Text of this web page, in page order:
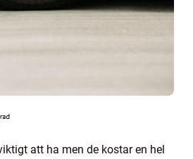
att ha men de kostar en hel